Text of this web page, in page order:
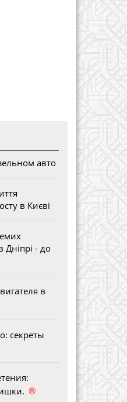
авто
в Києві
Дніпрі - до
в
секреты
®